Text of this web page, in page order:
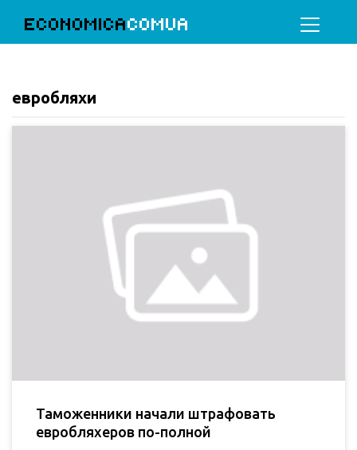
ECONOMICACOMUA
евробляхи
Таможенники начали штрафовать
евробляхеров по-полной